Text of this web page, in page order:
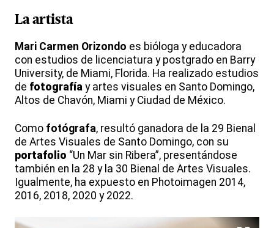
Laartista
Mari Carmen Orizondo es bióloga y educadora
con estudios de licenciatura y postgrado en Barry
University, de Miami, Florida. Ha realizado estudios
de fotografía y artes visuales en Santo Domingo,
Altos de Chavón, Miami y Ciudad de México.
Como fotógrafa, resultó ganadora de la 29 Bienal
de Artes Visuales de Santo Domingo, con su
portafolio “Un Mar sin Ribera”, presentándose
también en la 28 y la 30 Bienal de Artes Visuales.
Igualmente, ha expuesto en Photoimagen 2014,
2016, 2018, 2020 y 2022.